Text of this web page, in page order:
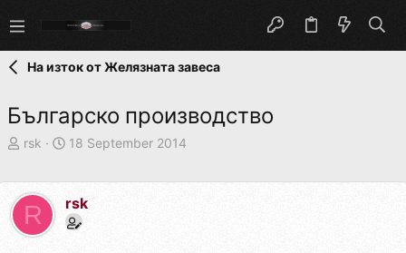
На изток от Желязната завеса
Българско производство
T
e
a
d
rsk
S
t
d
18 September 2014
R rsk